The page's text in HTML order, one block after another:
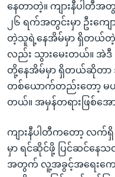
နေတာတဲ့။ ကျားနီပါတီအ
၂၆ ရက်အတွင်းမှာ ဦးကျေ
တဲ့သူရဲ့နေအိမ်မှာ ရှိတယ်တဲ့။
လည်း သွားမေးတယ်။ အဲဒီ
တို့နေအိမ်မှာ ရှိတယ်ဆိုတာ
တစ်ယောက်တည်းတော့ မဟု
တယ်။ အမှန်တရားဖြစ်အေ
ကျားနီပါတီကတော့ လ
မှာ ရင်ဆိုင်ဖို့ ပြင်ဆင်နေသ
အတွက် လူ့အခွင့်အရေးကော်